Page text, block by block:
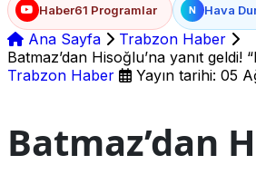
Haber61 Programlar N Hava
Ana Sayfa
Trabzon Haber
Batmaz’dan Hisoğlu’na yanıt geldi!
Trabzon Haber
Yayın tarihi: 05
Batmaz’dan